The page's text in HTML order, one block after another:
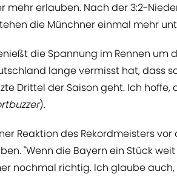
mehr erlauben. Nach der 3:2-
die Münchner einmal mehr
die Spannung im Rennen um
lange vermisst hat, dass
Drittel der Saison geht. Ich hoffe,
).
Reaktion des Rekordmeisters vor
"Wenn die Bayern ein Stück
nochmal richtig. Ich glaube